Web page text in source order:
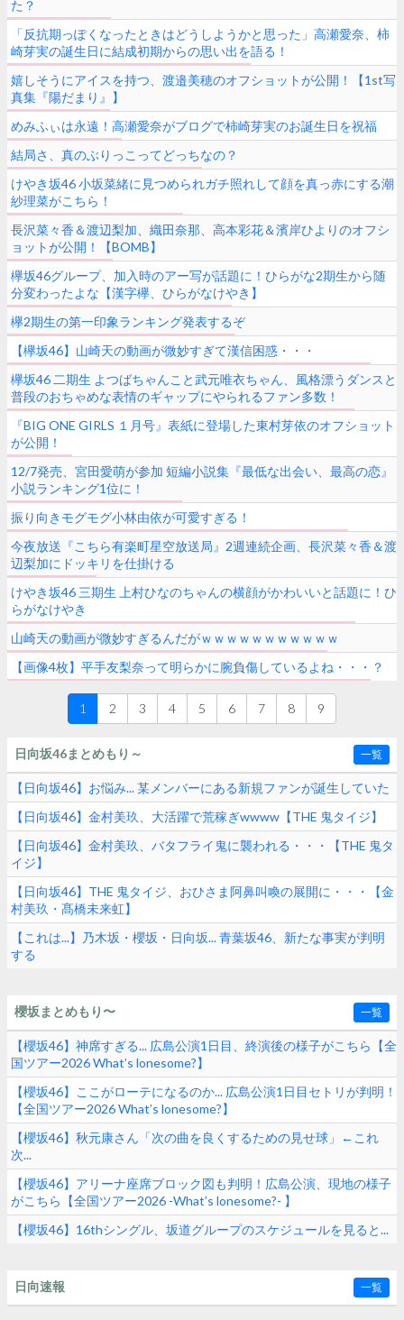
た？
「反抗期っぽくなったときはどうしようかと思った」高瀬愛奈、柿
崎芽実の誕生日に結成初期からの思い出を語る！
嬉しそうにアイスを持つ、渡邉美穂のオフショットが公開！【1st写
真集『陽だまり』】
めみふぃは永遠！高瀬愛奈がブログで柿崎芽実のお誕生日を祝福
結局さ、真のぶりっこってどっちなの？
けやき坂46 小坂菜緒に見つめられガチ照れして顔を真っ赤にする潮
紗理菜がこちら！
長沢菜々香＆渡辺梨加、織田奈那、高本彩花＆濱岸ひよりのオフシ
ョットが公開！【BOMB】
欅坂46グループ、加入時のアー写が話題に！ひらがな2期生から随
分変わったよな【漢字欅、ひらがなけやき】
欅2期生の第一印象ランキング発表するぞ
【欅坂46】山崎天の動画が微妙すぎて漢信困惑・・・
欅坂46 二期生 よつばちゃんこと武元唯衣ちゃん、風格漂うダンスと
普段のおちゃめな表情のギャップにやられるファン多数！
『BIG ONE GIRLS １月号』表紙に登場した東村芽依のオフショット
が公開！
12/7発売、宮田愛萌が参加 短編小説集『最低な出会い、最高の恋』
小説ランキング1位に！
振り向きモグモグ小林由依が可愛すぎる！
今夜放送『こちら有楽町星空放送局』2週連続企画、長沢菜々香＆渡
辺梨加にドッキリを仕掛ける
けやき坂46 三期生 上村ひなのちゃんの横顔がかわいいと話題に！ひ
らがなけやき
山崎天の動画が微妙すぎるんだがｗｗｗｗｗｗｗｗｗｗｗ
【画像4枚】平手友梨奈って明らかに腕負傷しているよね・・・？
1 2 3 4 5 6 7 8 9
日向坂46まとめもり～ 一覧
【日向坂46】お悩み... 某メンバーにある新規ファンが誕生していた
【日向坂46】金村美玖、大活躍で荒稼ぎwwww【THE 鬼タイジ】
【日向坂46】金村美玖、バタフライ鬼に襲われる・・・【THE 鬼タ
イジ】
【日向坂46】THE 鬼タイジ、おひさま阿鼻叫喚の展開に・・・【金
村美玖・髙橋未来虹】
【これは...】乃木坂・櫻坂・日向坂... 青葉坂46、新たな事実が判明
する
櫻坂まとめもり〜 一覧
【櫻坂46】神席すぎる... 広島公演1日目、終演後の様子がこちら【全
国ツアー2026 What’s lonesome?】
【櫻坂46】ここがローテになるのか... 広島公演1日目セトリが判明！
【全国ツアー2026 What’s lonesome?】
【櫻坂46】秋元康さん「次の曲を良くするための見せ球」←これ
次...
【櫻坂46】アリーナ座席ブロック図も判明！広島公演、現地の様子
がこちら【全国ツアー2026 -What’s lonesome?- 】
【櫻坂46】16thシングル、坂道グループのスケジュールを見ると...
日向速報 一覧